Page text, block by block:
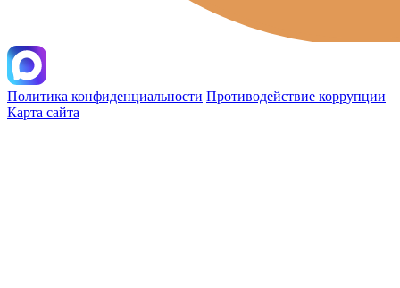
Политика конфиденциальности Противодействие коррупции
Карта сайта